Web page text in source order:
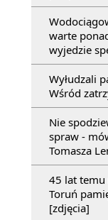
warte
wyjedzie
Wyłudzali
Wśród
Nie
spraw -
Tomasza
45 lat temu
Toruń
[zdjęcia]